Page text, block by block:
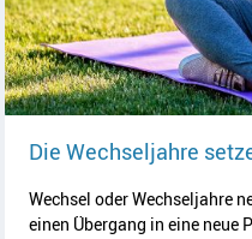
Die Wechseljahre
Wechsel oder Wechseljahre
einen Übergang in eine neue